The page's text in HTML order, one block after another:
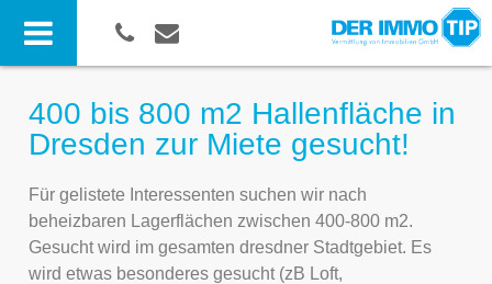
400 bis 800 m2 Hallenfläche in
Dresden zur Miete gesucht!
Für gelistete Interessenten suchen wir nach
beheizbaren Lagerflächen zwischen 400-800 m2.
Gesucht wird im gesamten dresdner Stadtgebiet. Es
wird etwas besonderes gesucht (zB Loft,